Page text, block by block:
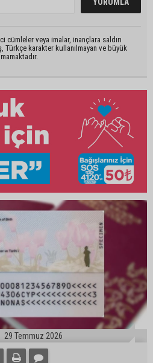
cümleler veya imalar, inançlara saldırı
Türkçe karakter kullanılmayan ve büyük
29 Temmuz 2026